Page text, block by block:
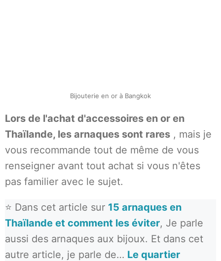
Bijouterie en or à Bangkok
Lors de l'achat d'accessoires en or en
Thaïlande, les arnaques sont rares , mais je
vous recommande tout de même de vous
renseigner avant tout achat si vous n'êtes
pas familier avec le sujet.
⭐ Dans cet article sur 15 arnaques en
Thaïlande et comment les éviter, Je parle
aussi des arnaques aux bijoux. Et dans cet
autre article, je parle de… Le quartier